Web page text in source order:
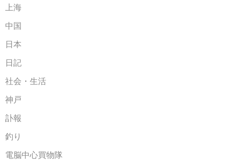
上海
中国
日本
日記
社会・生活
神戸
訃報
釣り
電脳中心買物隊